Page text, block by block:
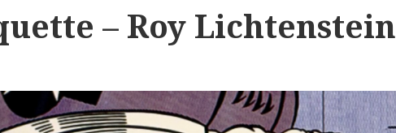
– Roy Lichtenstein